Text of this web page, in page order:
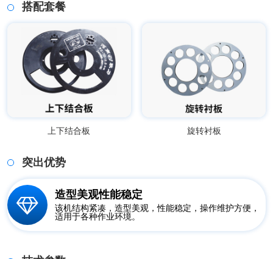
搭配套餐
上下结合板 旋转衬板
突出优势
造型美观性能稳定
该机结构紧凑，造型美观，性能稳定，操作维护方便，
适用于各种作业环境。